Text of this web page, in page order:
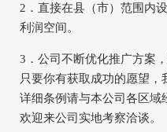
2．直接在县（市）范围内
利润空间。
3．公司不断优化推广方案
只要你有获取成功的愿望
详细条例请与本公司各区域
欢迎来公司实地考察洽谈。